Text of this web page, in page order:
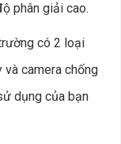
phân giải cao.
có 2 loại
và camera chống
dụng của bạn